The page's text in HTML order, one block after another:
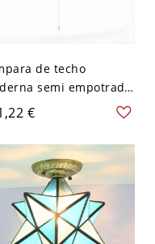
de techo
semi empotrada
pantalla acrílica, 1
compatible con LED -
cm Azul 110 A 120 V
€